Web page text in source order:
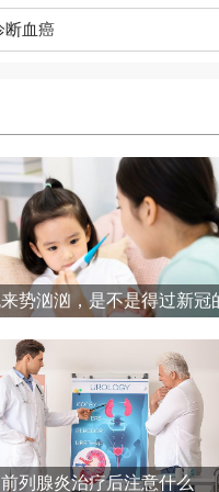
断血癌
势汹汹，是不是得过新冠
前列腺炎治疗后注意什么